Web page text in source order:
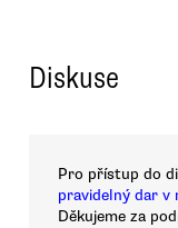
Diskuse
Pro přístup do
pravidelný dar v
Děkujeme za